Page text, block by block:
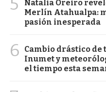
Natalia Oreiro
Merlín Atahualpa:
pasión inesperada
6
Cambio drástico
Inumet y
el tiempo esta